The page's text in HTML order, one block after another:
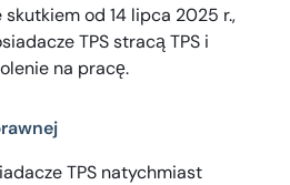
skutkiem od 14 lipca 2025 r.,
TPS stracą TPS i
na pracę.
TPS natychmiast